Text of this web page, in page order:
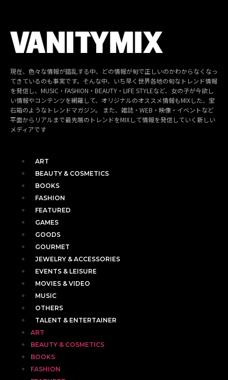
現在、色々な情報が錯乱する中、どの情報が旬で正しいのかわからなくなっ
てきているのも事実です。そんな中、いち早く世界各地の旬なトレンド情報
を発信し、MUSIC・FASHION・BEAUTY・LIFE STYLEなど、女の子が今欲し
い情報やコンテンツを網羅して、オリジナルのオススメ情報もMIXした、宝
石箱のようなトレンドマガジン。 また、雑誌・WEB・映像・イベントなど
平面からリアルまで最先端のトレンドをMIXして情報を発信していく新しい
メディアです
ART
BEAUTY & COSMETICS
BOOKS
FASHION
FEATURED
GAMES
GOODS
GOURMET
JEWELRY & ACCESSORIES
EVENTS & LEISURE
MOVIES & VIDEO
MUSIC
OTHERS
TALENT & ENTERTAINER
ART
BEAUTY & COSMETICS
BOOKS
FASHION